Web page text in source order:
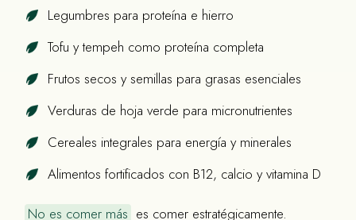
Legumbres para proteína e hierro
Tofu y tempeh como proteína completa
Frutos secos y semillas para grasas esenciales
Verduras de hoja verde para micronutrientes
Cereales integrales para energía y minerales
Alimentos fortificados con B12, calcio y vitamina D
No es comer más es comer estratégicamente.